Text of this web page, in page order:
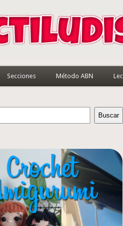
Secciones Método ABN
Buscar